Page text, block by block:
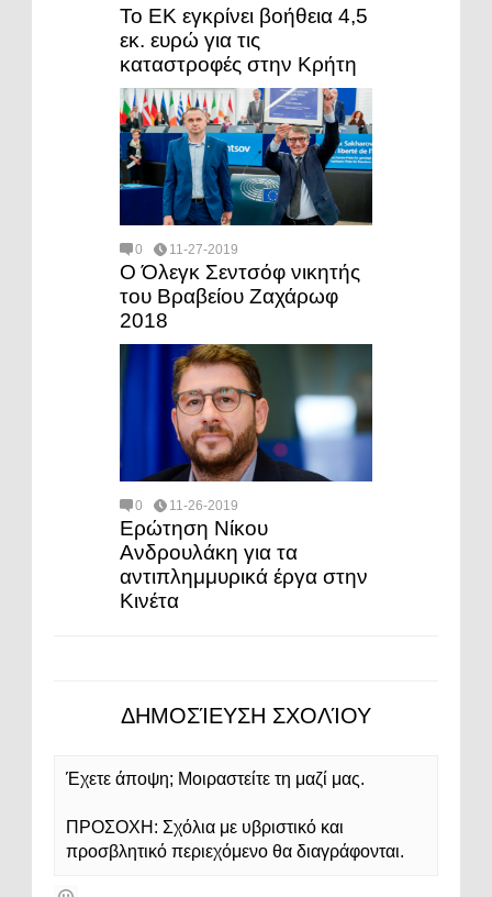
Το ΕΚ εγκρίνει βοήθεια 4,5
εκ. ευρώ για τις
καταστροφές στην Κρήτη
0 11-27-2019
Ο Όλεγκ Σεντσόφ νικητής
του Βραβείου Ζαχάρωφ
2018
0 11-26-2019
Ερώτηση Νίκου
Ανδρουλάκη για τα
αντιπλημμυρικά έργα στην
Κινέτα
ΔΗΜΟΣΊΕΥΣΗ ΣΧΟΛΊΟΥ
Έχετε άποψη; Μοιραστείτε τη μαζί μας.
ΠΡΟΣΟΧΗ: Σχόλια με υβριστικό και
προσβλητικό περιεχόμενο θα διαγράφονται.